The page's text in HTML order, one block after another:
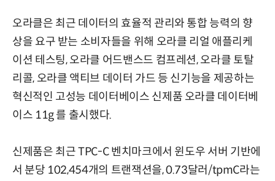
오라클은 최근 데이터의 효율적 관리와 통합 능력의 향
상을 요구 받는 소비자들을 위해 오라클 리얼 애플리케
이션 테스팅, 오라클 어드밴스드 컴프레션, 오라클 토탈
리콜, 오라클 액티브 데이터 가드 등 신기능을 제공하는
혁신적인 고성능 데이터베이스 신제품 오라클 데이터베
이스 11g 를 출시했다.
신제품은 최근 TPC-C 벤치마크에서 윈도우 서버 기반에
서 분당 102,454개의 트랜잭션을, 0.73달러/tpmC라는